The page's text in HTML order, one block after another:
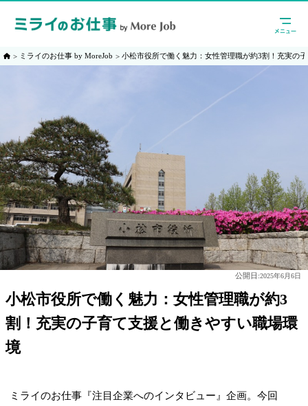
ミライのお仕事 by MoreJob 小松市役所で働く魅力：女性管理職が約3割！充実の
公開日:2025年6月6日
小松市役所で働く魅力：女性管理職が約3
割！充実の子育て支援と働きやすい職場環
境
ミライのお仕事『注目企業へのインタビュー』企画。今回